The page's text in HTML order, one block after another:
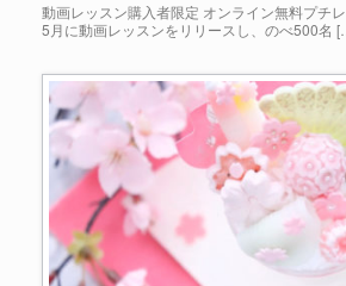
動画レッスン購入者限定 オンライン無料プチレ
5月に動画レッスンをリリースし、のべ500名